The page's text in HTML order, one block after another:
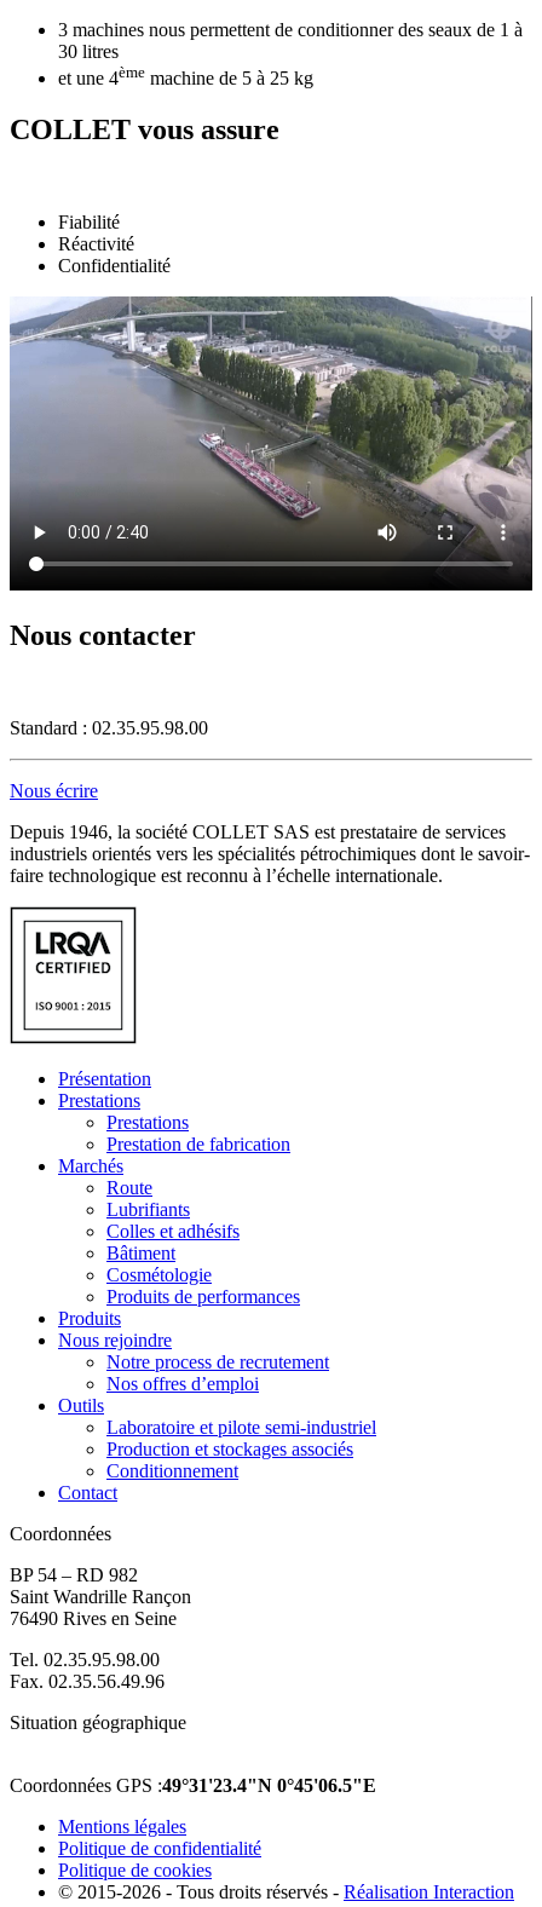
3 machines nous permettent de conditionner des seaux de 1 à
30 litres
et une 4ème machine de 5 à 25 kg
COLLET vous assure
Fiabilité
Réactivité
Confidentialité
Nous contacter
Standard : 02.35.95.98.00
Nous écrire
Depuis 1946, la société COLLET SAS est prestataire de services
industriels orientés vers les spécialités pétrochimiques dont le savoir-
faire technologique est reconnu à l’échelle internationale.
Présentation
Prestations
Prestations
Prestation de fabrication
Marchés
Route
Lubrifiants
Colles et adhésifs
Bâtiment
Cosmétologie
Produits de performances
Produits
Nous rejoindre
Notre process de recrutement
Nos offres d’emploi
Outils
Laboratoire et pilote semi-industriel
Production et stockages associés
Conditionnement
Contact
Coordonnées
BP 54 – RD 982
Saint Wandrille Rançon
76490 Rives en Seine
Tel. 02.35.95.98.00
Fax. 02.35.56.49.96
Situation géographique
Coordonnées GPS :49°31'23.4"N 0°45'06.5"E
Mentions légales
Politique de confidentialité
Politique de cookies
© 2015-2026 - Tous droits réservés - Réalisation Interaction